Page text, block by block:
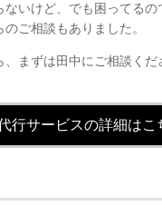
ないけど、でも困ってるの
ご相談もありました。
まずは田中にご相談くだ
行サービスの詳細はこ